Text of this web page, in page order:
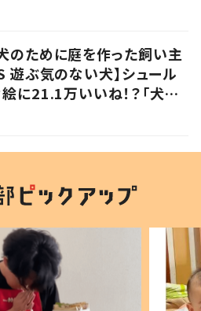
のために庭を作った飼い主
遊ぶ気のない犬】シュール
に21.1万いいね！？「犬の